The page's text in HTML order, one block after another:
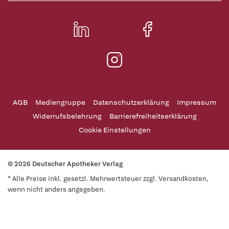
AGB Mediengruppe Datenschutzerklärung
Impressum
Widerrufsbelehrung
Barrierefreiheitserklärung
Cookie Einstellungen
© 2026 Deutscher Apotheker Verlag
* Alle Preise inkl. gesetzl. Mehrwertsteuer zzgl. Versandkosten,
wenn nicht anders angegeben.